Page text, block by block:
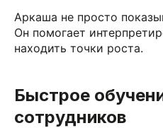
Аркаша не просто
Он помогает
находить точки роста.
Быстрое
сотрудников